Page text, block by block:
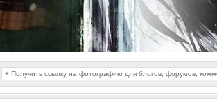
+ Получить ссылку на фотографию для блогов, форумов,